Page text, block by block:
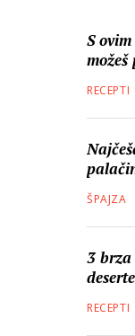
S
RECEPTI
ŠPAJZA
3 brza
RECEPTI